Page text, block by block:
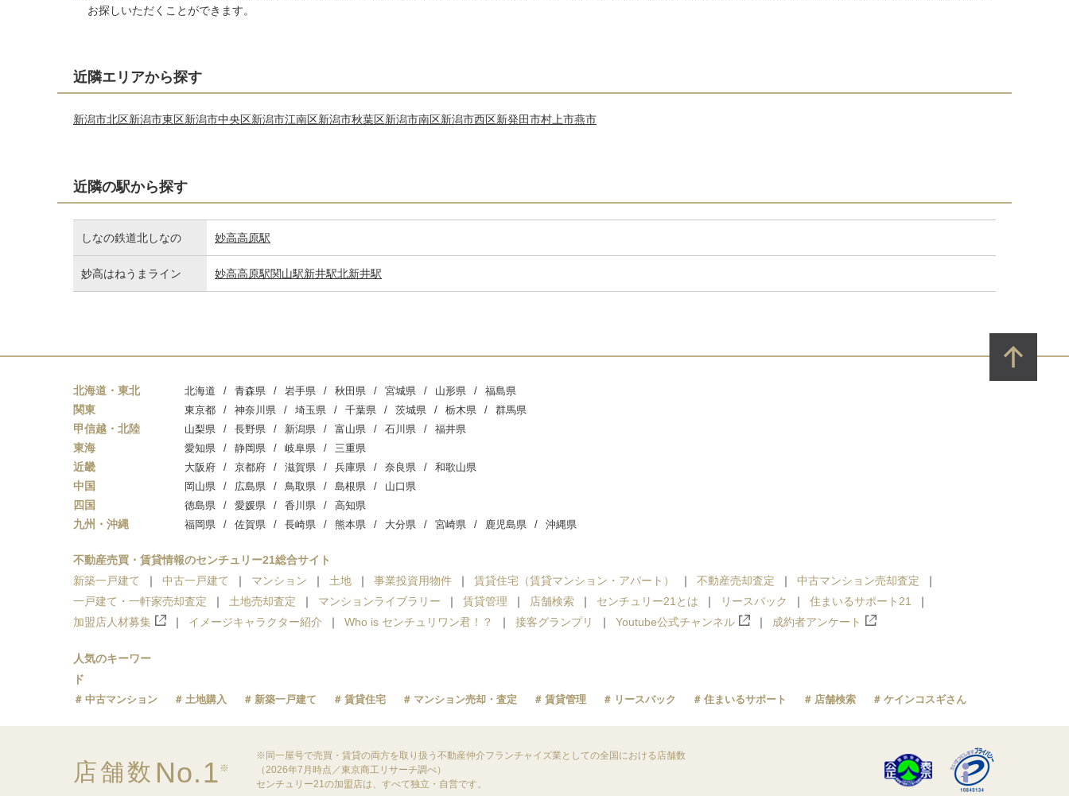
お探しいただくことができます。
近隣エリアから探す
新潟市北区新潟市東区新潟市中央区新潟市江南区新潟市秋葉区新潟市南区新潟市西区新発田市村上市燕市
近隣の駅から探す
しなの鉄道北しなの 妙高高原駅
妙高はねうまライン 妙高高原駅関山駅新井駅北新井駅
北海道・東北 北海道 青森県 岩手県 秋田県 宮城県 山形県 福島県
関東 東京都 神奈川県 埼玉県 千葉県 茨城県 栃木県 群馬県
甲信越・北陸 山梨県 長野県 新潟県 富山県 石川県 福井県
東海 愛知県 静岡県 岐阜県 三重県
近畿 大阪府 京都府 滋賀県 兵庫県 奈良県 和歌山県
中国 岡山県 広島県 鳥取県 島根県 山口県
四国 徳島県 愛媛県 香川県 高知県
九州・沖縄 福岡県 佐賀県 長崎県 熊本県 大分県 宮崎県 鹿児島県 沖縄県
不動産売買・賃貸情報のセンチュリー21総合サイト
新築一戸建て
中古一戸建て マンション 土地 事業投資用物件 賃貸住宅（賃貸マンション・アパート） 不動産売却査定
中古マンション売却査定
一戸建て・一軒家売却査定
土地売却査定 マンションライブラリー 賃貸管理 店舗検索 センチュリー21とは リースバック
住まいるサポート21
加盟店人材募集
イメージキャラクター紹介 Who is センチュリワン君！？ 接客グランプリ Youtube公式チャンネル 成約者アンケート
人気のキーワー
ド
中古マンション 土地購入 新築一戸建て 賃貸住宅 マンション売却・査定 賃貸管理 リースバック 住まいるサポート 店舗検索 ケインコスギさん
店舗数 No.1 ※
※同一屋号で売買・賃貸の両方を取り扱う不動産仲介フランチャイズ業としての全国における店舗数
（2026年7月時点／東京商工リサーチ調べ）
センチュリー21の加盟店は、すべて独立・自営です。